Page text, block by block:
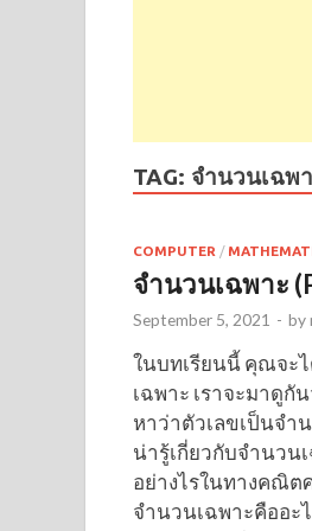
TAG: จำนวนเฉพ
COMPUTER /
จำนวนเฉพาะ
September 5, 2021 - by
ในบทเรียนนี้ คุณจะ
เฉพาะ เราจะมาดู
หาว่าตัวเลขเป็นจำ
น่ารู้เกี่ยวกับจำนวน
อย่างไรในทางคณิต
จำนวนเฉพาะคืออะ